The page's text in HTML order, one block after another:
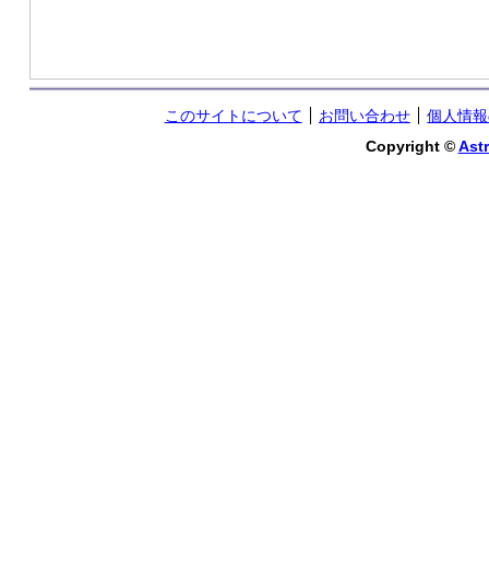
このサイトについて お問い合わせ
個人情
Copyright ©